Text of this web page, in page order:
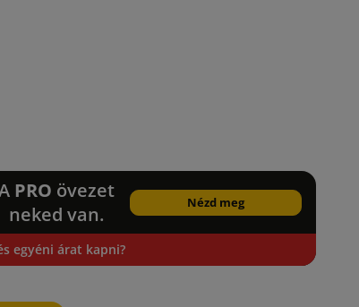
PRO övezet
neked van.
Nézd meg
egyéni árat kapni?